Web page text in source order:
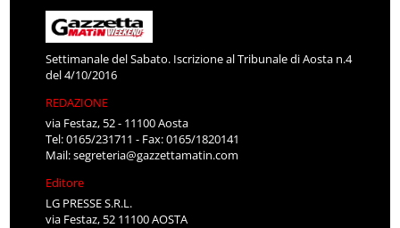
Settimanale del Sabato. Iscrizione al Tribunale di Aosta n.4
del 4/10/2016
REDAZIONE
via Festaz, 52 - 11100 Aosta
Tel: 0165/231711 - Fax: 0165/1820141
Mail:segreteria@gazzettamatin.com
Editore
LG PRESSE S.R.L.
via Festaz, 52 11100 AOSTA